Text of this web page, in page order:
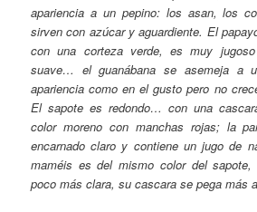
apariencia a un pepino: los asan, los
sirven con azúcar y aguardiente. El
con una corteza verde, es muy
suave… el guanábana se asemeja a
apariencia como en el gusto pero no
El sapote es redondo… con una
color moreno con manchas rojas; la
encarnado claro y contiene un jugo de
maméis es del mismo color del
poco más clara, su cascara se pega más